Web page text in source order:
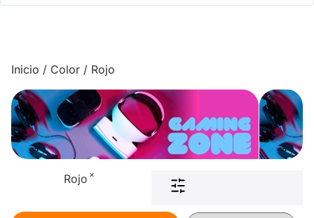
Inicio / Color / Rojo
Rojo ×